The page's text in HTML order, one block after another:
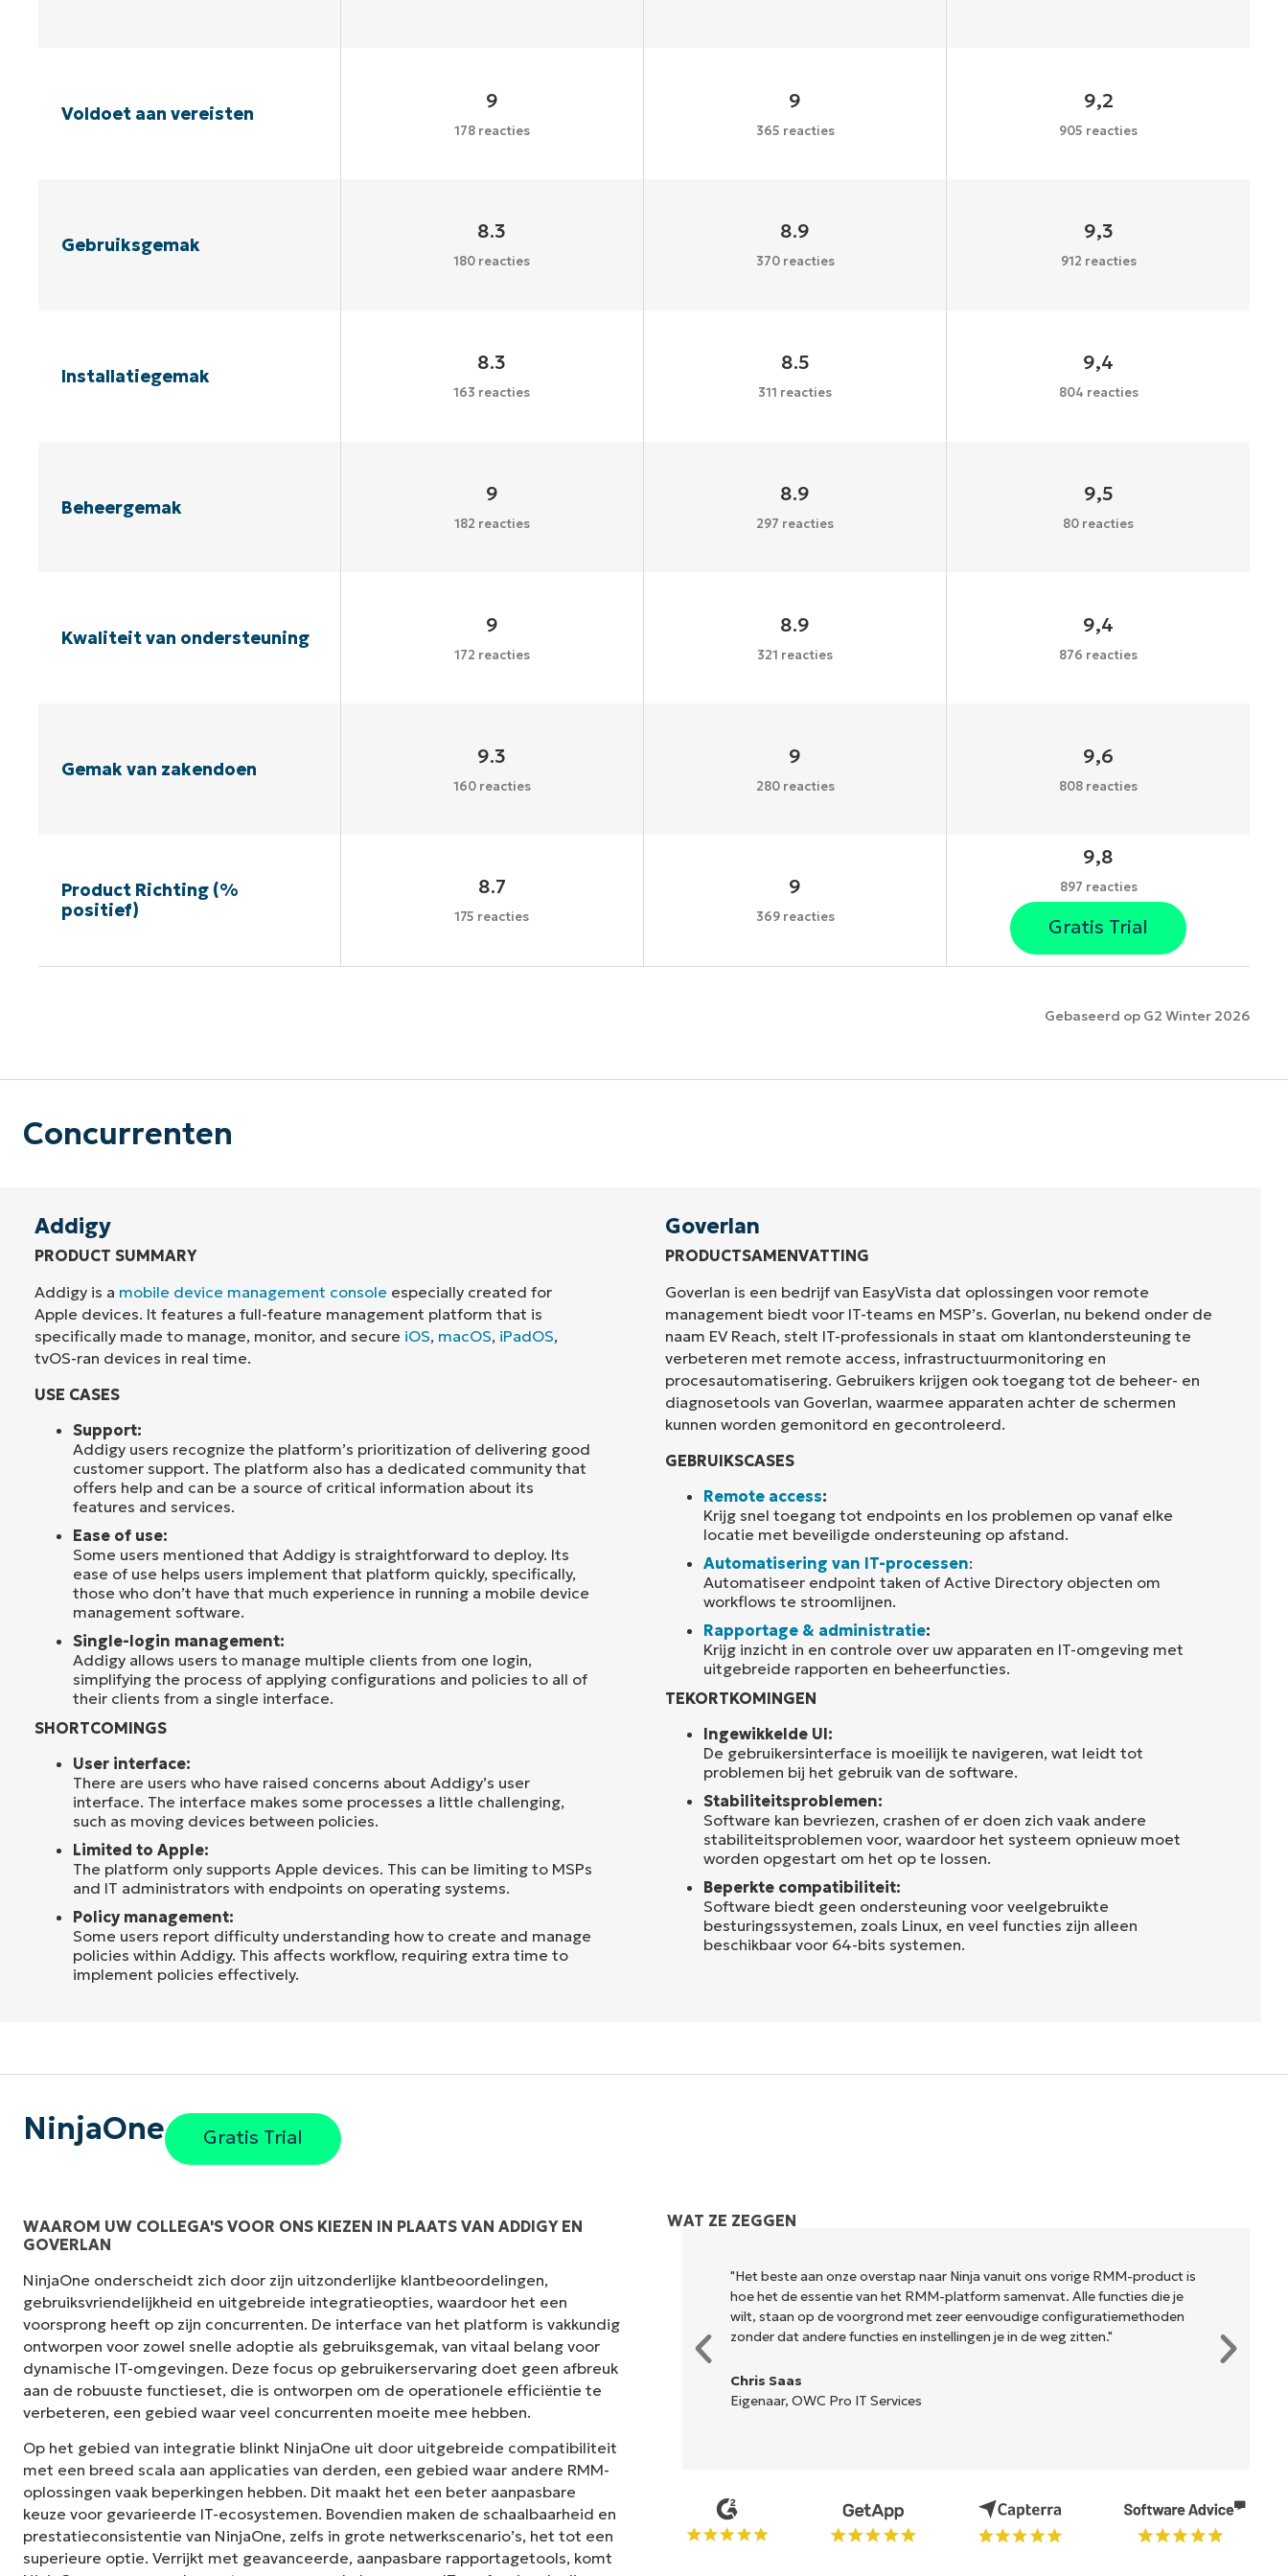
Voldoet aan vereisten
9
178 reacties
9
365 reacties
9,2
905 reacties
Gebruiksgemak
8.3
180 reacties
8.9
370 reacties
9,3
912 reacties
Installatiegemak
8.3
163 reacties
8.5
311 reacties
9,4
804 reacties
Beheergemak
9
182 reacties
8.9
297 reacties
9,5
80 reacties
Kwaliteit van ondersteuning
9
172 reacties
8.9
321 reacties
9,4
876 reacties
Gemak van zakendoen
9.3
160 reacties
9
280 reacties
9,6
808 reacties
Product Richting (%
positief)
8.7
175 reacties
9
369 reacties
9,8
897 reacties
Gratis Trial
Gebaseerd op G2 Winter 2026
Concurrenten
Addigy
PRODUCT SUMMARY
Addigy is a mobile device management console especially created for
Apple devices. It features a full-feature management platform that is
specifically made to manage, monitor, and secure iOS, macOS, iPadOS,
tvOS-ran devices in real time.
USE CASES
Support:
Addigy users recognize the platform’s prioritization of delivering good
customer support. The platform also has a dedicated community that
offers help and can be a source of critical information about its
features and services.
Ease of use:
Some users mentioned that Addigy is straightforward to deploy. Its
ease of use helps users implement that platform quickly, specifically,
those who don’t have that much experience in running a mobile device
management software.
Single-login management:
Addigy allows users to manage multiple clients from one login,
simplifying the process of applying configurations and policies to all of
their clients from a single interface.
SHORTCOMINGS
User interface:
There are users who have raised concerns about Addigy’s user
interface. The interface makes some processes a little challenging,
such as moving devices between policies.
Limited to Apple:
The platform only supports Apple devices. This can be limiting to MSPs
and IT administrators with endpoints on operating systems.
Policy management:
Some users report difficulty understanding how to create and manage
policies within Addigy. This affects workflow, requiring extra time to
implement policies effectively.
Goverlan
PRODUCTSAMENVATTING
Goverlan is een bedrijf van EasyVista dat oplossingen voor remote
management biedt voor IT-teams en MSP’s. Goverlan, nu bekend onder de
naam EV Reach, stelt IT-professionals in staat om klantondersteuning te
verbeteren met remote access, infrastructuurmonitoring en
procesautomatisering. Gebruikers krijgen ook toegang tot de beheer- en
diagnosetools van Goverlan, waarmee apparaten achter de schermen
kunnen worden gemonitord en gecontroleerd.
GEBRUIKSCASES
Remote access:
Krijg snel toegang tot endpoints en los problemen op vanaf elke
locatie met beveiligde ondersteuning op afstand.
Automatisering van IT-processen:
Automatiseer endpoint taken of Active Directory objecten om
workflows te stroomlijnen.
Rapportage & administratie:
Krijg inzicht in en controle over uw apparaten en IT-omgeving met
uitgebreide rapporten en beheerfuncties.
TEKORTKOMINGEN
Ingewikkelde UI:
De gebruikersinterface is moeilijk te navigeren, wat leidt tot
problemen bij het gebruik van de software.
Stabiliteitsproblemen:
Software kan bevriezen, crashen of er doen zich vaak andere
stabiliteitsproblemen voor, waardoor het systeem opnieuw moet
worden opgestart om het op te lossen.
Beperkte compatibiliteit:
Software biedt geen ondersteuning voor veelgebruikte
besturingssystemen, zoals Linux, en veel functies zijn alleen
beschikbaar voor 64-bits systemen.
NinjaOne Gratis Trial
WAAROM UW COLLEGA'S VOOR ONS KIEZEN IN PLAATS VAN ADDIGY EN
GOVERLAN
NinjaOne onderscheidt zich door zijn uitzonderlijke klantbeoordelingen,
gebruiksvriendelijkheid en uitgebreide integratieopties, waardoor het een
voorsprong heeft op zijn concurrenten. De interface van het platform is vakkundig
ontworpen voor zowel snelle adoptie als gebruiksgemak, van vitaal belang voor
dynamische IT-omgevingen. Deze focus op gebruikerservaring doet geen afbreuk
aan de robuuste functieset, die is ontworpen om de operationele efficiëntie te
verbeteren, een gebied waar veel concurrenten moeite mee hebben.
Op het gebied van integratie blinkt NinjaOne uit door uitgebreide compatibiliteit
met een breed scala aan applicaties van derden, een gebied waar andere RMM-
oplossingen vaak beperkingen hebben. Dit maakt het een beter aanpasbare
keuze voor gevarieerde IT-ecosystemen. Bovendien maken de schaalbaarheid en
prestatieconsistentie van NinjaOne, zelfs in grote netwerkscenario’s, het tot een
superieure optie. Verrijkt met geavanceerde, aanpasbare rapportagetools, komt
WAT ZE ZEGGEN
"NinjaOne is ongelofelijk gebruiksvriendelijk en combineert een vloeiende
interface met krachtige back-end functies. Er is geen ingewikkelde
installatie of moeilijk te beheren interface. Alle opties en hulpmiddelen zijn
duidelijk gelabeld, gemakkelijk te begrijpen en de interface is... gemakkelijk
te navigeren."
Ryan Reiffenberger
Reiffenberger.NET Technologie Oplossingen
"Het beste aan onze overstap naar Ninja vanuit ons vorige RMM-product is
hoe het de essentie van het RMM-platform samenvat. Alle functies die je
wilt, staan op de voorgrond met zeer eenvoudige configuratiemethoden
zonder dat andere functies en instellingen je in de weg zitten."
Chris Saas
Eigenaar, OWC Pro IT Services
Company